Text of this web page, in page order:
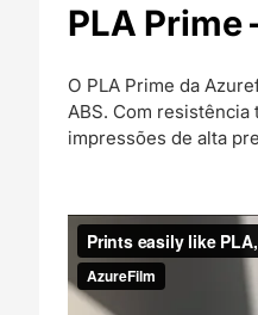
PLA Prime
O PLA Prime da
ABS. Com
impressões de alta